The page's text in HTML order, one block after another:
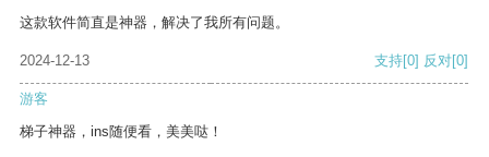
这款软件简直是神器，解决了我所有问题。
2024-12-13 支持[0] 反对[0]
游客
梯子神器，ins随便看，美美哒！